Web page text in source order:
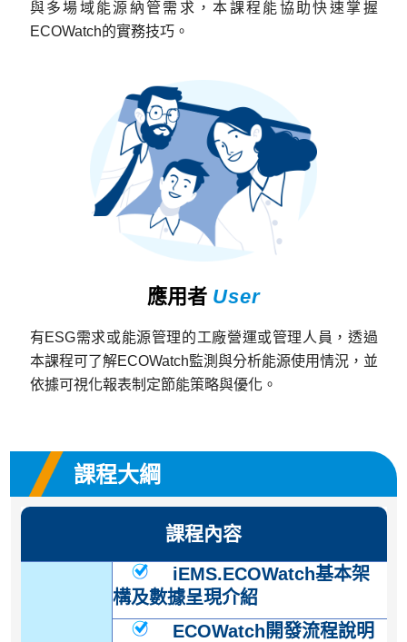
與多場域能源納管需求，本課程能協助快速掌握
ECOWatch的實務技巧。
應用者 User
有ESG需求或能源管理的工廠營運或管理人員，透過
本課程可了解ECOWatch監測與分析能源使用情況，並
依據可視化報表制定節能策略與優化。
課程大綱
課程內容
iEMS.ECOWatch基本架
構及數據呈現介紹
ECOWatch開發流程說明